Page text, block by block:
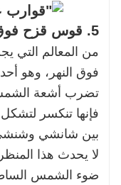
5. قوس قزح فوق النهر: أعجوبة طبيعية مبهرة
من المعالم التي
فوق النهر، وهو أحد
تضرب أشعة
فإنها تنكسر
بين شانشي
لا يحدث هذا
ضوء الشمس